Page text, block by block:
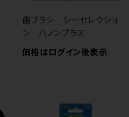
歯ブラシ シーセレクショ
ン ハノンプラス
価格はログイン後表示